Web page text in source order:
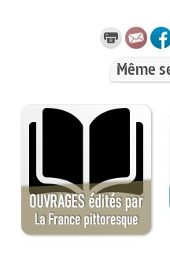
Même